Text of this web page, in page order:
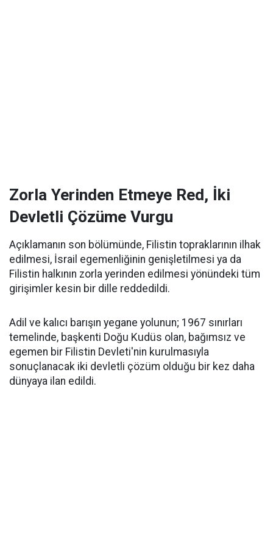
Zorla Yerinden Etmeye Red, İki
Devletli Çözüme Vurgu
Açıklamanın son bölümünde, Filistin topraklarının ilhak
edilmesi, İsrail egemenliğinin genişletilmesi ya da
Filistin halkının zorla yerinden edilmesi yönündeki tüm
girişimler kesin bir dille reddedildi.
Adil ve kalıcı barışın yegane yolunun; 1967 sınırları
temelinde, başkenti Doğu Kudüs olan, bağımsız ve
egemen bir Filistin Devleti'nin kurulmasıyla
sonuçlanacak iki devletli çözüm olduğu bir kez daha
dünyaya ilan edildi.